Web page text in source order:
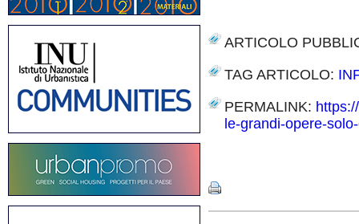
ARTICOLO
TAG ARTICOLO:
PERMALINK:
le-grandi-opere-